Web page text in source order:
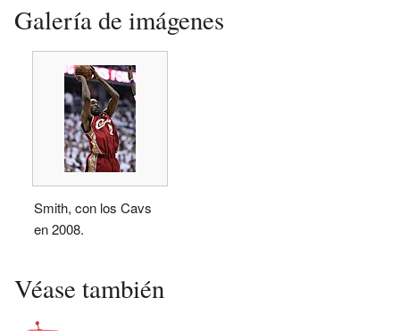
Galería de imágenes
Smith, con los Cavs
en 2008.
Véase también